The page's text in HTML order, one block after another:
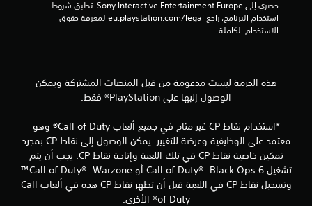
4
ا
ت
ق
ي
الاستخدام الكاملة.
هذه الحزمة ليست مدعومة من قبل المنصات المشتركة ويمكن
الوصول إليها على PlayStation® فقط.
*استخدام نقاط CP غير متاح في جميع ألعاب Call of Duty® وهو
معتمد على الوظيفية وعرضة للتغيير. يمكن الوصول إلى نقاط CP بمجرد
تمكين خاصية نقاط CP في تلك اللعبة وإتاحة نقاط CP. يجب أن يتم
تشغيل Call of Duty®: Black Ops 6 أو Call of Duty®: Warzone™
وتسجيل نقاط CP في اللعبة قبل أن تظهر نقاط CP هذه في ألعاب Call
of Duty® الأخرى.